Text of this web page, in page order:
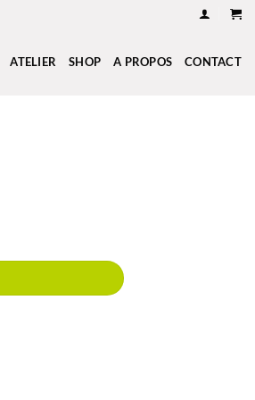
ATELIER SHOP A PROPOS CONTACT